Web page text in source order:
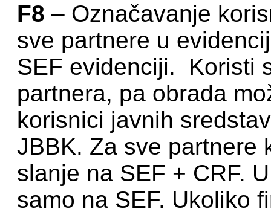
F8 – Označavanje
sve partnere u
SEF evidenciji. Koristi
partnera, pa obrada
korisnici javnih
JBBK. Za sve partnere
slanje na SEF + CRF.
samo na SEF. Ukoliko